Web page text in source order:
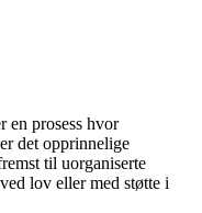
prosess hvor
det opprinnelige
til uorganiserte
lov eller med støtte i